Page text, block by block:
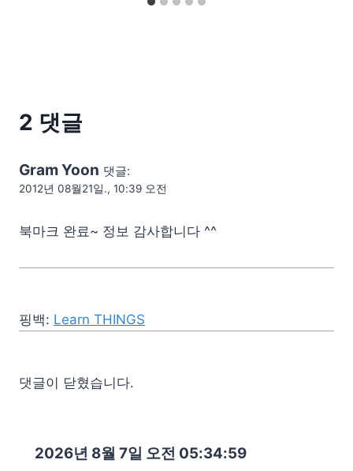
2 댓글
Gram Yoon 댓글:
2012년 08월21일., 10:39 오전
북마크 완료~ 정보 감사합니다 ^^
핑백: Learn THINGS
댓글이 닫혔습니다.
2026년 8월 7일 오전 05:35:00